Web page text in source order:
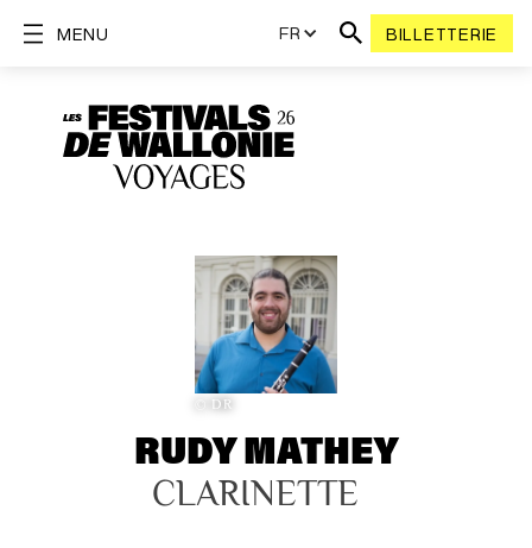
FR BILLETTERIE
MENU
© DR
RUDY MATHEY
CLARINETTE